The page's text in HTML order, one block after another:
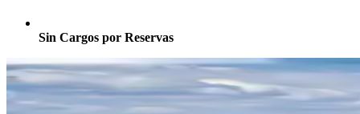
Sin Cargos por Reservas